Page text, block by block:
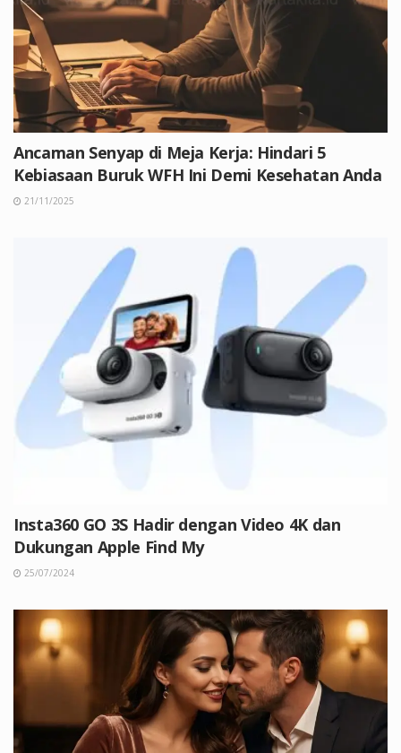
Ancaman Senyap di Meja Kerja: Hindari 5
Kebiasaan Buruk WFH Ini Demi Kesehatan Anda
21/11/2025
Insta360 GO 3S Hadir dengan Video 4K dan
Dukungan Apple Find My
25/07/2024